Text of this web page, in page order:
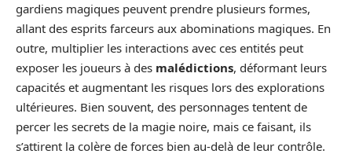
gardiens magiques peuvent prendre plusieurs formes,
allant des esprits farceurs aux abominations magiques. En
outre, multiplier les interactions avec ces entités peut
exposer les joueurs à des malédictions, déformant leurs
capacités et augmentant les risques lors des explorations
ultérieures. Bien souvent, des personnages tentent de
percer les secrets de la magie noire, mais ce faisant, ils
s’attirent la colère de forces bien au-delà de leur contrôle.